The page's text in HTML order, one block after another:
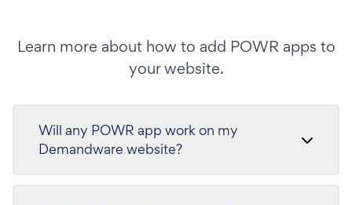
Learn more about how to add POWR apps to
your website.
Will any POWR app work on my
Demandware website?